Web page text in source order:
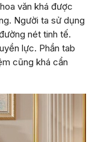
văn khá được
Người ta sử dụng
nét tinh tế.
lực. Phần tab
cũng khá cẩn